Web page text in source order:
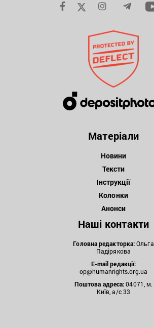
Матеріали
Новини
Тексти
Інструкції
Колонки
Анонси
Наші контакти
Головна редакторка:Ольга
Падірякова
E-mail редакції:
op@humanrights.org.ua
Поштова адреса:04071, м.
Київ, а/с 33